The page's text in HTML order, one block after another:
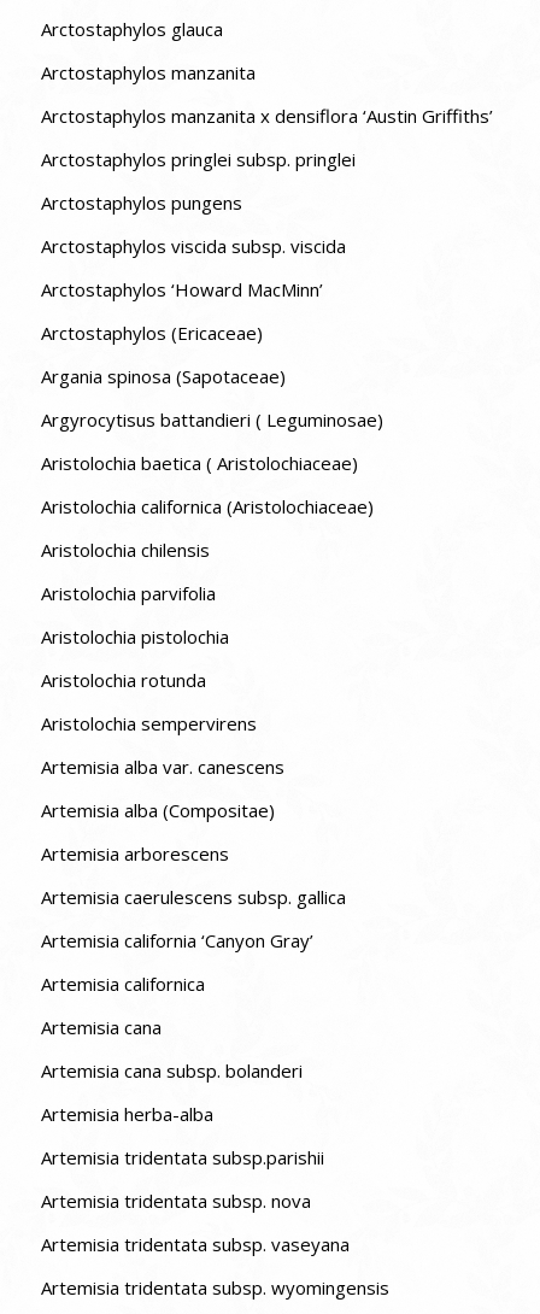
Arctostaphylos glauca
Arctostaphylos manzanita
Arctostaphylos manzanita x densiflora ‘Austin Griffiths’
Arctostaphylos pringlei subsp. pringlei
Arctostaphylos pungens
Arctostaphylos viscida subsp. viscida
Arctostaphylos ‘Howard MacMinn’
Arctostaphylos (Ericaceae)
Argania spinosa (Sapotaceae)
Argyrocytisus battandieri ( Leguminosae)
Aristolochia baetica ( Aristolochiaceae)
Aristolochia californica (Aristolochiaceae)
Aristolochia chilensis
Aristolochia parvifolia
Aristolochia pistolochia
Aristolochia rotunda
Aristolochia sempervirens
Artemisia alba var. canescens
Artemisia alba (Compositae)
Artemisia arborescens
Artemisia caerulescens subsp. gallica
Artemisia california ‘Canyon Gray’
Artemisia californica
Artemisia cana
Artemisia cana subsp. bolanderi
Artemisia herba-alba
Artemisia tridentata subsp.parishii
Artemisia tridentata subsp. nova
Artemisia tridentata subsp. vaseyana
Artemisia tridentata subsp. wyomingensis